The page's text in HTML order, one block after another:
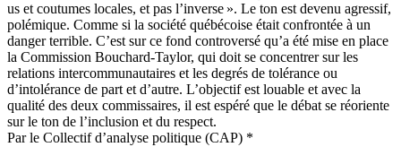
us et coutumes locales, et pas l’inverse ». Le ton est devenu agressif,
polémique. Comme si la société québécoise était confrontée à un
danger terrible. C’est sur ce fond controversé qu’a été mise en place
la Commission Bouchard-Taylor, qui doit se concentrer sur les
relations intercommunautaires et les degrés de tolérance ou
d’intolérance de part et d’autre. L’objectif est louable et avec la
qualité des deux commissaires, il est espéré que le débat se réoriente
sur le ton de l’inclusion et du respect.
Par le Collectif d’analyse politique (CAP) *